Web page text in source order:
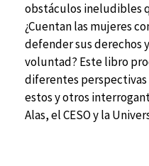
obstáculos ineludibles
¿Cuentan las mujeres
defender sus derechos
voluntad? Este libro
diferentes
estos y otros
Alas, el CESO y la